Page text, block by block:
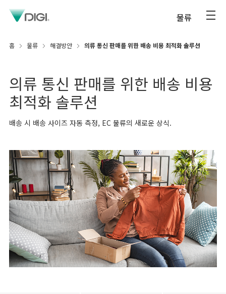
물류
홈 물류 해결방안 의류 통신 판매를 위한 배송 비용 최적화 솔루션
의류 통신 판매를 위한 배송 비용
최적화 솔루션
배송 시 배송 사이즈 자동 측정, EC 물류의 새로운 상식.